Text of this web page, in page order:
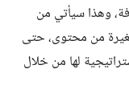
وهذا سيأتي من
من محتوى، حتى
لها من خلال